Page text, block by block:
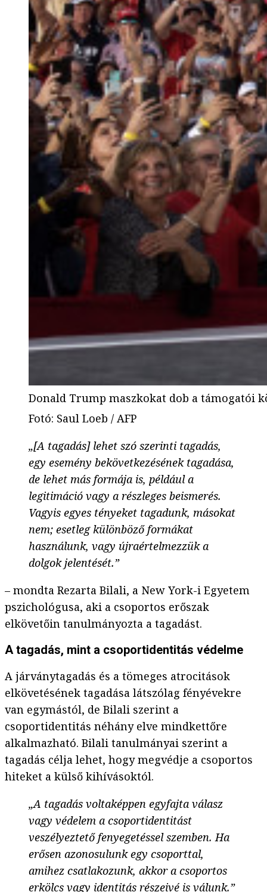
Donald Trump maszkokat dob a támogatói
Fotó: Saul Loeb / AFP
„[A tagadás] lehet szó szerinti tagadás,
egy esemény bekövetkezésének tagadása,
de lehet más formája is, például a
legitimáció vagy a részleges beismerés.
Vagyis egyes tényeket tagadunk, másokat
nem; esetleg különböző formákat
használunk, vagy újraértelmezzük a
dolgok jelentését.”
– mondta Rezarta Bilali, a New York-i Egyetem
pszichológusa, aki a csoportos erőszak
elkövetőin tanulmányozta a tagadást.
A tagadás, mint a csoportidentitás védelme
A járványtagadás és a tömeges atrocitások
elkövetésének tagadása látszólag fényévekre
van egymástól, de Bilali szerint a
csoportidentitás néhány elve mindkettőre
alkalmazható. Bilali tanulmányai szerint a
tagadás célja lehet, hogy megvédje a csoportos
hiteket a külső kihívásoktól.
„A tagadás voltaképpen egyfajta válasz
vagy védelem a csoportidentitást
veszélyeztető fenyegetéssel szemben. Ha
erősen azonosulunk egy csoporttal,
amihez csatlakozunk, akkor a csoportos
erkölcs vagy identitás részeivé is válunk.”